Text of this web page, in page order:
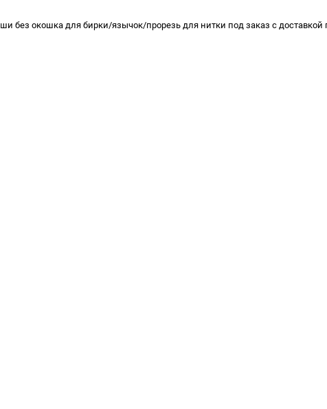
без окошка для бирки/язычок/прорезь для нитки под заказ с доставкой